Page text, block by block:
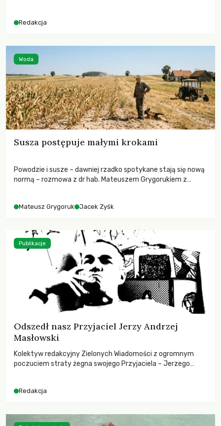
niezwykle korzystne rozwiązania dla przyrody i zwierząt,
funkcjonowania łowiectwa w Polsce.
Redakcja
Susza postępuje małymi krokami
Powodzie i susze – dawniej rzadko spotykane stają się nową
normą – rozmowa z dr hab. Mateuszem Grygorukiem z
Mateusz Grygoruk Jacek Zyśk
Woda
Odszedł nasz Przyjaciel Jerzy Andrzej
Masłowski
Kolektyw redakcyjny Zielonych Wiadomości z ogromnym
poczuciem straty żegna swojego Przyjaciela – Jerzego
Redakcja
Publikacje